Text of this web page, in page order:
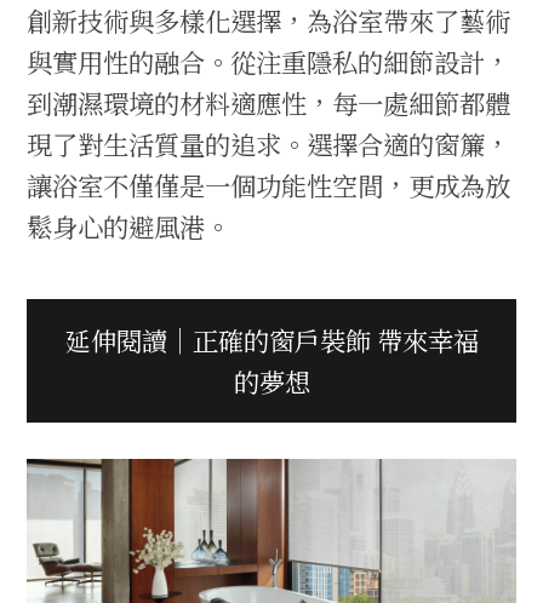
創新技術與多樣化選擇，為浴室帶來了藝術
與實用性的融合。從注重隱私的細節設計，
到潮濕環境的材料適應性，每一處細節都體
現了對生活質量的追求。選擇合適的窗簾，
讓浴室不僅僅是一個功能性空間，更成為放
鬆身心的避風港。
延伸閱讀｜正確的窗戶裝飾 帶來幸福
的夢想